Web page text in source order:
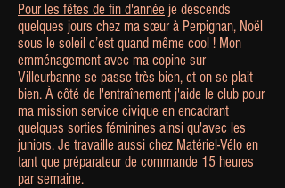
Pour les fêtes de fin d'année je descends
quelques jours chez ma sœur à Perpignan, Noël
sous le soleil c’est quand même cool ! Mon
emménagement avec ma copine sur
Villeurbanne se passe très bien, et on se plait
bien. À côté de l'entraînement j'aide le club pour
ma mission service civique en encadrant
quelques sorties féminines ainsi qu'avec les
juniors. Je travaille aussi chez Matériel-Vélo en
tant que préparateur de commande 15 heures
par semaine.